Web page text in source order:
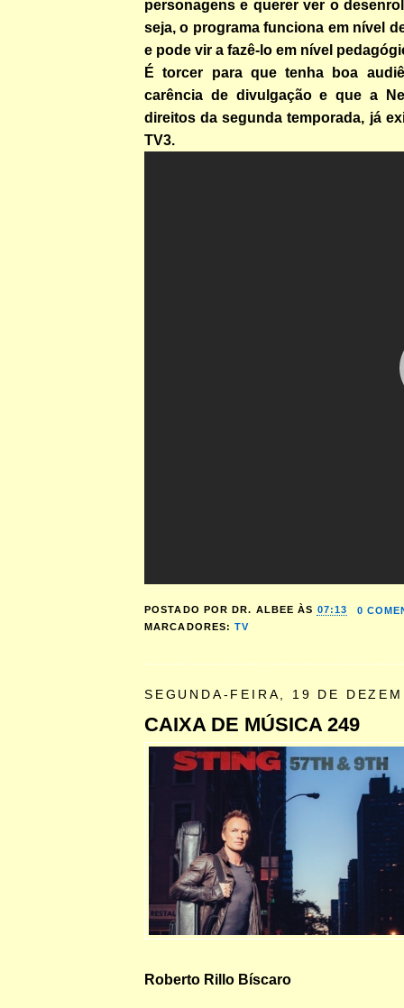
personagens e querer ver o
seja, o programa funciona em nível
e pode vir a fazê-lo em nível
É torcer para que tenha boa
carência de divulgação e que a
direitos da segunda temporada, já
TV3.
POSTADO POR DR. ALBEE ÀS 07:13
0
MARCADORES:TV
SEGUNDA-FEIRA, 19 DE
CAIXA DE MÚSICA 249
Roberto Rillo Bíscaro